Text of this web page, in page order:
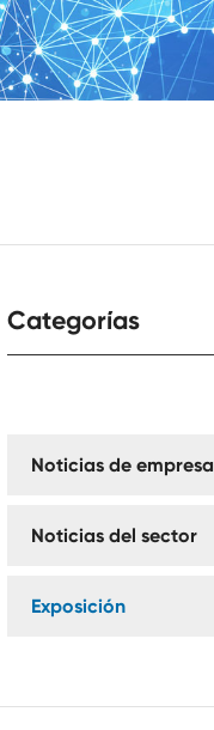
Categorías
Noticias de empresa
Noticias del sector
Exposición